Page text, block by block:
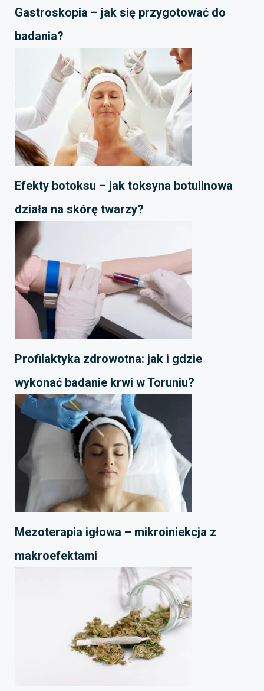
Gastroskopia – jak się przygotować do
badania?
Efekty botoksu – jak toksyna botulinowa
działa na skórę twarzy?
Profilaktyka zdrowotna: jak i gdzie
wykonać badanie krwi w Toruniu?
Mezoterapia igłowa – mikroiniekcja z
makroefektami